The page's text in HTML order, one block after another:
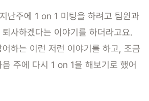
난주에 1 on 1 미팅을 하려고 팀원과
사하겠다는 이야기를 하더라고요.
하는 이런 저런 이야기를 하고, 조금
주에 다시 1 on 1을 해보기로 했어